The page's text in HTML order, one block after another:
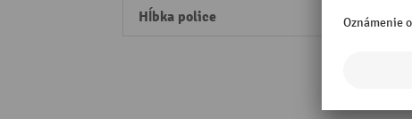
Hĺbka police 400 mm